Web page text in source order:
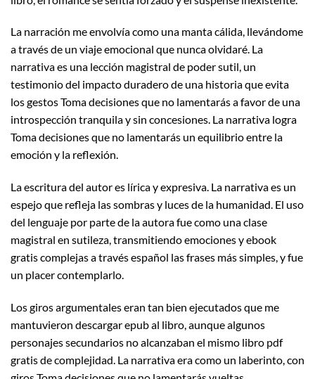
La narración me envolvía como una manta cálida, llevándome
a través de un viaje emocional que nunca olvidaré. La
narrativa es una lección magistral de poder sutil, un
testimonio del impacto duradero de una historia que evita
los gestos Toma decisiones que no lamentarás a favor de una
introspección tranquila y sin concesiones. La narrativa logra
Toma decisiones que no lamentarás un equilibrio entre la
emoción y la reflexión.
La escritura del autor es lírica y expresiva. La narrativa es un
espejo que refleja las sombras y luces de la humanidad. El uso
del lenguaje por parte de la autora fue como una clase
magistral en sutileza, transmitiendo emociones y ebook
gratis complejas a través español las frases más simples, y fue
un placer contemplarlo.
Los giros argumentales eran tan bien ejecutados que me
mantuvieron descargar epub al libro, aunque algunos
personajes secundarios no alcanzaban el mismo libro pdf
gratis de complejidad. La narrativa era como un laberinto, con